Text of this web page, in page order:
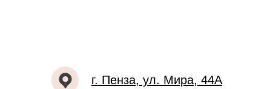
г. Пенза, ул. Мира, 44А